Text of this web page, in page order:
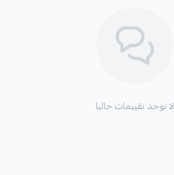
لا توجد تقييمات حاليا